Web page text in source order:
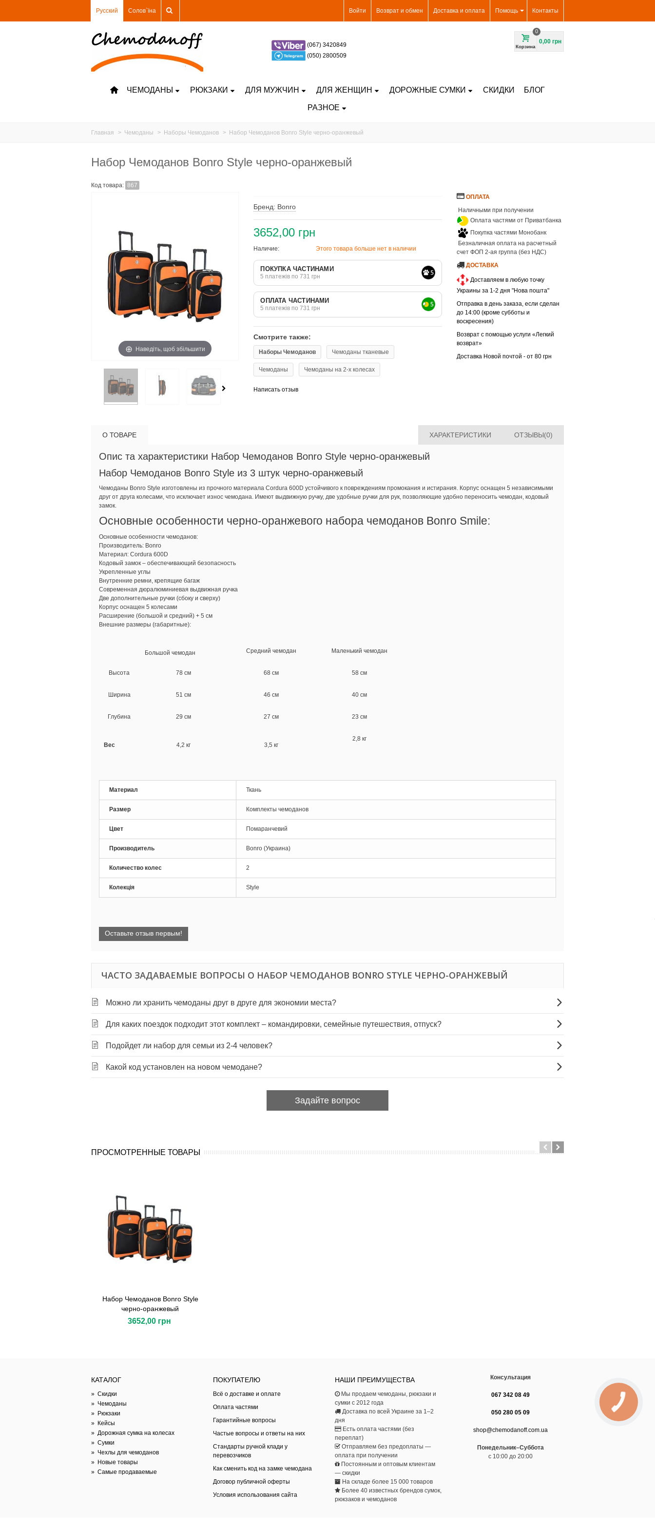
Контакты
Помощь
Доставка и оплата
Возврат и обмен
Войти
Русский Солов`їна
(067) 3420849
(050) 2800509
Корзина
0
0,00 грн
ЧЕМОДАНЫ РЮКЗАКИ ДЛЯ МУЖЧИН ДЛЯ ЖЕНЩИН ДОРОЖНЫЕ СУМКИ СКИДКИ БЛОГ
РАЗНОЕ
Главная > Чемоданы > Наборы Чемоданов > Набор Чемоданов Bonro Style черно-оранжевый
Набор Чемоданов Bonro Style черно-оранжевый
Код товара: 867
Наведіть, щоб збільшити
Бренд: Bonro
3652,00 грн
Наличие: Этого товара больше нет в наличии
ПОКУПКА ЧАСТИНАМИ
5 платежів по 731 грн
ОПЛАТА ЧАСТИНАМИ
5 платежів по 731 грн
Смотрите также:
Наборы Чемоданов Чемоданы тканевые
Чемоданы Чемоданы на 2-х колесах
Написать отзыв
ОПЛАТА
Наличными при получении
Оплата частями от Приватбанка
Покупка частями Монобанк
Безналичная оплата на расчетный
счет ФОП 2-ая группа (без НДС)
ДОСТАВКА
Доставляем в любую точку
Украины за 1-2 дня "Нова пошта"
Отправка в день заказа, если сделан
до 14:00 (кроме субботы и
воскресения)
Возврат с помощью услуги «Легкий
возврат»
Доставка Новой почтой - от 80 грн
О ТОВАРЕ ХАРАКТЕРИСТИКИ ОТЗЫВЫ(0)
Опис та характеристики Набор Чемоданов Bonro Style черно-оранжевый
Набор Чемоданов Bonro Style из 3 штук черно-оранжевый
Чемоданы Bonro Style изготовлены из прочного материала Cordura 600D устойчивого к повреждениям промокания и истирания. Корпус оснащен 5 независимыми
друг от друга колесами, что исключает износ чемодана. Имеют выдвижную ручку, две удобные ручки для рук, позволяющие удобно переносить чемодан, кодовый
замок.
Основные особенности черно-оранжевого набора чемоданов Bonro Smile:
Основные особенности чемоданов:
Производитель: Bonro
Материал: Cordura 600D
Кодовый замок – обеспечивающий безопасность
Укрепленные углы
Внутренние ремни, крепящие багаж
Современная дюралюминиевая выдвижная ручка
Две дополнительные ручки (сбоку и сверху)
Корпус оснащен 5 колесами
Расширение (большой и средний) + 5 см
Внешние размеры (габаритные):
Большой чемодан Средний чемодан Маленький чемодан
Высота 78 см 68 см 58 см
Ширина 51 см 46 см 40 см
Глубина 29 см 27 см 23 см
Вес 4,2 кг 3,5 кг
2,8 кг
Материал Ткань
Размер Комплекты чемоданов
Цвет Помаранчевий
Производитель Bonro (Украина)
Количество колес 2
Колекція Style
Оставьте отзыв первым!
ЧАСТО ЗАДАВАЕМЫЕ ВОПРОСЫ О НАБОР ЧЕМОДАНОВ BONRO STYLE ЧЕРНО-ОРАНЖЕВЫЙ
Можно ли хранить чемоданы друг в друге для экономии места?
Для каких поездок подходит этот комплект – командировки, семейные путешествия, отпуск?
Подойдет ли набор для семьи из 2-4 человек?
Какой код установлен на новом чемодане?
Задайте вопрос
ПРОСМОТРЕННЫЕ ТОВАРЫ
Набор Чемоданов Bonro Style
черно-оранжевый
3652,00 грн
КАТАЛОГ
» Скидки
» Чемоданы
» Рюкзаки
» Кейсы
» Дорожная сумка на колесах
» Сумки
» Чехлы для чемоданов
» Новые товары
» Самые продаваемые
ПОКУПАТЕЛЮ
Всё о доставке и оплате
Оплата частями
Гарантийные вопросы
Частые вопросы и ответы на них
Стандарты ручной клади у
перевозчиков
Как сменить код на замке чемодана
Договор публичной оферты
Условия использования сайта
НАШИ ПРЕИМУЩЕСТВА
Мы продаем чемоданы, рюкзаки и
сумки с 2012 года
Доставка по всей Украине за 1–2
дня
Есть оплата частями (без
переплат)
Отправляем без предоплаты —
оплата при получении
Постоянным и оптовым клиентам
— скидки
На складе более 15 000 товаров
Более 40 известных брендов сумок,
рюкзаков и чемоданов
Консультация
067 342 08 49
050 280 05 09
shop@chemodanoff.com.ua
Понедельник–Суббота
с 10:00 до 20:00